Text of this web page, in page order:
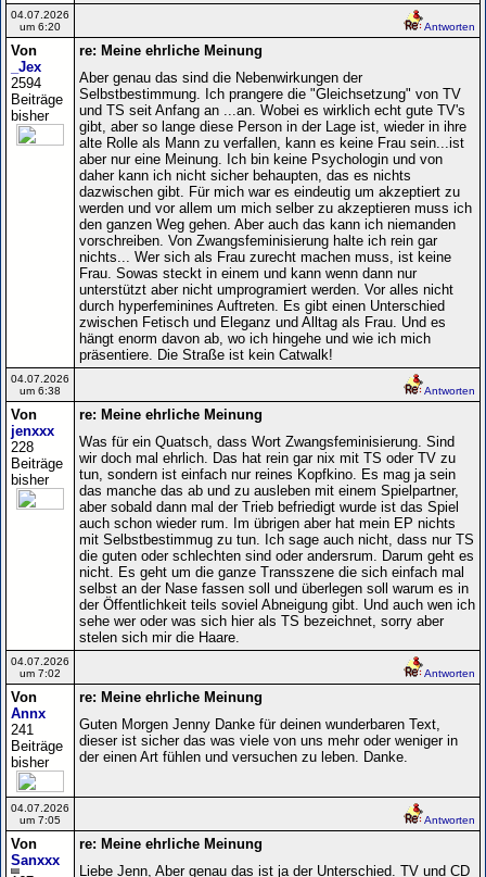
04.07.2026
um 6:20
Antworten
Von
_Jex
2594
Beiträge
bisher
re: Meine ehrliche Meinung
Aber genau das sind die Nebenwirkungen der
Selbstbestimmung. Ich prangere die "Gleichsetzung" von TV
und TS seit Anfang an ...an. Wobei es wirklich echt gute TV's
gibt, aber so lange diese Person in der Lage ist, wieder in ihre
alte Rolle als Mann zu verfallen, kann es keine Frau sein...ist
aber nur eine Meinung. Ich bin keine Psychologin und von
daher kann ich nicht sicher behaupten, das es nichts
dazwischen gibt. Für mich war es eindeutig um akzeptiert zu
werden und vor allem um mich selber zu akzeptieren muss ich
den ganzen Weg gehen. Aber auch das kann ich niemanden
vorschreiben. Von Zwangsfeminisierung halte ich rein gar
nichts... Wer sich als Frau zurecht machen muss, ist keine
Frau. Sowas steckt in einem und kann wenn dann nur
unterstützt aber nicht umprogramiert werden. Vor alles nicht
durch hyperfeminines Auftreten. Es gibt einen Unterschied
zwischen Fetisch und Eleganz und Alltag als Frau. Und es
hängt enorm davon ab, wo ich hingehe und wie ich mich
präsentiere. Die Straße ist kein Catwalk!
04.07.2026
um 6:38
Antworten
Von
jenxxx
228
Beiträge
bisher
re: Meine ehrliche Meinung
Was für ein Quatsch, dass Wort Zwangsfeminisierung. Sind
wir doch mal ehrlich. Das hat rein gar nix mit TS oder TV zu
tun, sondern ist einfach nur reines Kopfkino. Es mag ja sein
das manche das ab und zu ausleben mit einem Spielpartner,
aber sobald dann mal der Trieb befriedigt wurde ist das Spiel
auch schon wieder rum. Im übrigen aber hat mein EP nichts
mit Selbstbestimmug zu tun. Ich sage auch nicht, dass nur TS
die guten oder schlechten sind oder andersrum. Darum geht es
nicht. Es geht um die ganze Transszene die sich einfach mal
selbst an der Nase fassen soll und überlegen soll warum es in
der Öffentlichkeit teils soviel Abneigung gibt. Und auch wen ich
sehe wer oder was sich hier als TS bezeichnet, sorry aber
stelen sich mir die Haare.
04.07.2026
um 7:02
Antworten
Von
Annx
241
Beiträge
bisher
re: Meine ehrliche Meinung
Guten Morgen Jenny Danke für deinen wunderbaren Text,
dieser ist sicher das was viele von uns mehr oder weniger in
der einen Art fühlen und versuchen zu leben. Danke.
04.07.2026
um 7:05
Antworten
Von
Sanxxx
re: Meine ehrliche Meinung
Liebe Jenn, Aber genau das ist ja der Unterschied. TV und CD